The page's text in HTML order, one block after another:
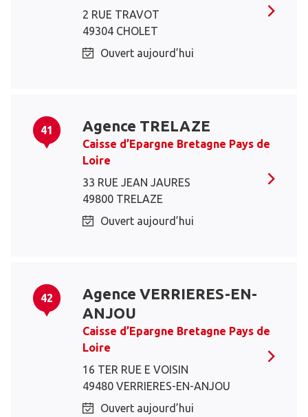
2 RUE TRAVOT
49304 CHOLET
Ouvert aujourd’hui
41 Agence TRELAZE
Caisse d’Epargne Bretagne Pays de
Loire
33 RUE JEAN JAURES
49800 TRELAZE
Ouvert aujourd’hui
42
Agence VERRIERES-EN-
ANJOU
Caisse d’Epargne Bretagne Pays de
Loire
16 TER RUE E VOISIN
49480 VERRIERES-EN-ANJOU
Ouvert aujourd’hui